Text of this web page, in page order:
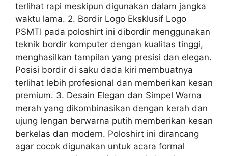
terlihat rapi meskipun digunakan dalam jangka
waktu lama. 2. Bordir Logo Eksklusif Logo
PSMTI pada poloshirt ini dibordir menggunakan
teknik bordir komputer dengan kualitas tinggi,
menghasilkan tampilan yang presisi dan elegan.
Posisi bordir di saku dada kiri membuatnya
terlihat lebih profesional dan memberikan kesan
premium. 3. Desain Elegan dan Simpel Warna
merah yang dikombinasikan dengan kerah dan
ujung lengan berwarna putih memberikan kesan
berkelas dan modern. Poloshirt ini dirancang
agar cocok digunakan untuk acara formal